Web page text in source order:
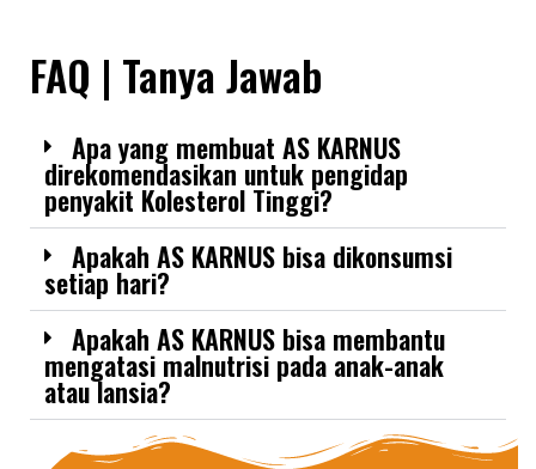
FAQ | Tanya Jawab
Apa yang membuat AS KARNUS
direkomendasikan untuk pengidap
penyakit Kolesterol Tinggi?
Apakah AS KARNUS bisa dikonsumsi
setiap hari?
Apakah AS KARNUS bisa membantu
mengatasi malnutrisi pada anak-anak
atau lansia?